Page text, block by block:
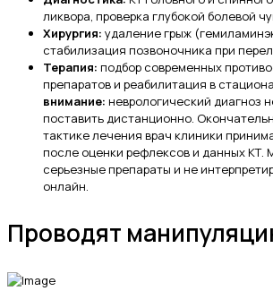
ликвора, проверка глубокой болевой
Хирургия: удаление грыж
стабилизация позвоночника при
Терапия: подбор современных
препаратов и реабилитация в
внимание: неврологический диагноз
поставить дистанционно.
тактике лечения врач клиники
после оценки рефлексов и данных КТ.
серьезные препараты и не
онлайн.
Проводят